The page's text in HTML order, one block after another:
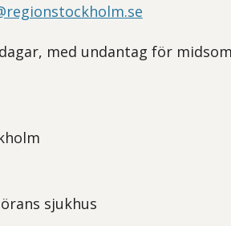
med undantag för
sjukhus